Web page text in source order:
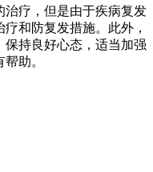
治疗，但是由于疾病复发
和防复发措施。此外，
持良好心态，适当加强
助。